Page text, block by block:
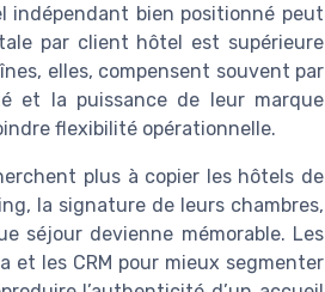
indépendant bien positionné peut
par client hôtel est supérieure
elles, compensent souvent par
et la puissance de leur marque
flexibilité opérationnelle.
plus à copier les hôtels de
la signature de leurs chambres,
séjour devienne mémorable. Les
et les CRM pour mieux segmenter